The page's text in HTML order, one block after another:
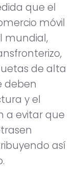
que el
móvil
mundial,
de alta
deben
y el
a evitar que
así